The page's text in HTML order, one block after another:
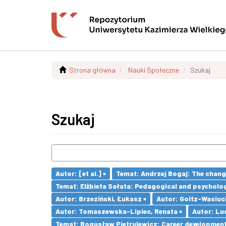
Strona główna Nauki Społeczne Szukaj
Szukaj
Autor: [et al.] ×
Temat: Andrzej Bogaj: The
Temat: Elżbieta Sałata: Pedagogical and
Autor: Brzeziński, Łukasz ×
Autor: Goltz-
Autor: Tomaszewska-Lipiec, Renata ×
Autor:
Temat: Bogusław Pietrulewicz: Career